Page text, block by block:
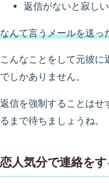
返信がないと寂しい
なんて言うメールを送っ
こんなことをして元彼に
でしかありません。
返信を強制することはせ
るまで待ちましょうね。
恋人気分で連絡をす